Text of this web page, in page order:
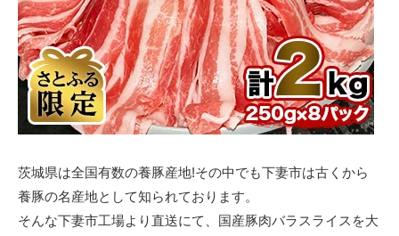
茨城県は全国有数の養豚産地!その中でも下妻市は古くから
養豚の名産地として知られております。
そんな下妻市工場より直送にて、国産豚肉バラスライスを大